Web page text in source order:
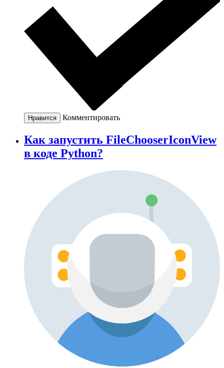
Нравится Комментировать
Как запустить FileChooserIconView
в коде Python?